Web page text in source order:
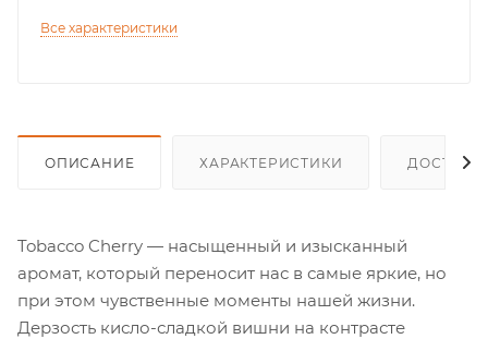
Все характеристики
ОПИСАНИЕ ХАРАКТЕРИСТИКИ
Tobacco Cherry — насыщенный и изысканный
аромат, который переносит нас в самые яркие, но
при этом чувственные моменты нашей жизни.
Дерзость кисло-сладкой вишни на контрасте